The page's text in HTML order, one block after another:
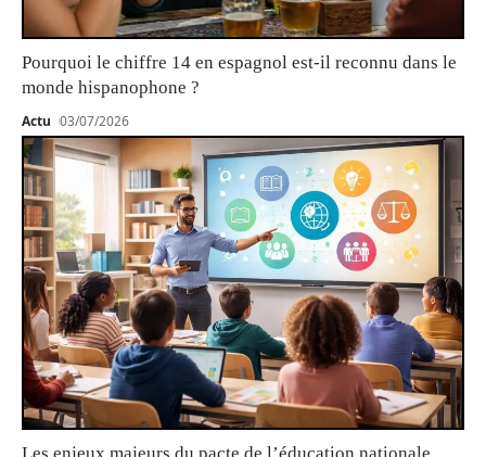
Pourquoi le chiffre 14 en espagnol est-il reconnu dans le
monde hispanophone ?
Actu 03/07/2026